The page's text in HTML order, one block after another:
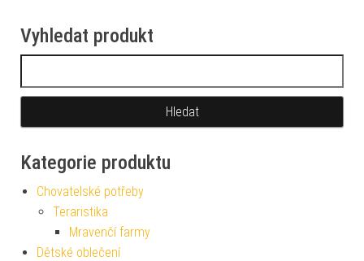
Vyhledat produkt
Kategorie produktu
Chovatelské potřeby
Teraristika
Mravenčí farmy
Dětské oblečení